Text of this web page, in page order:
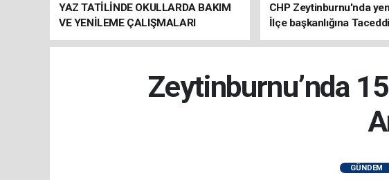
YAZ TATİLİNDE OKULLARDA BAKIM
VE YENİLEME ÇALIŞMALARI
SÜRÜYOR
CHP Zeytinburnu'nda
İlçe başkanlığına
atandı
Zeytinburnu’nda
GÜNDEM